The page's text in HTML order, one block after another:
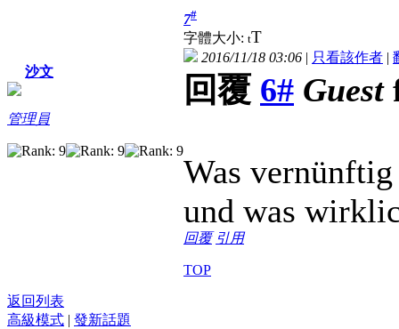
沙文
管理員
7#
字體大小: tT
2016/11/18 03:06 | 只看該作者 |
回覆 6# Guest
Was
und was
回覆 引用
TOP
返回列表
高級模式 | 發新話題